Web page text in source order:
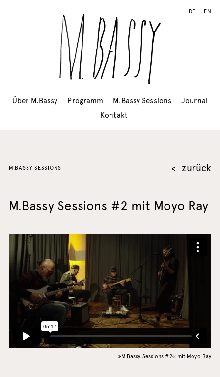
Über M.Bassy Programm M.Bassy Sessions
Journal
Kontakt
DE EN
zurück
M.BASSY SESSIONS
M.Bassy Sessions #2 mit Moyo Ray
»M.Bassy Sessions #2« mit Moyo Ray